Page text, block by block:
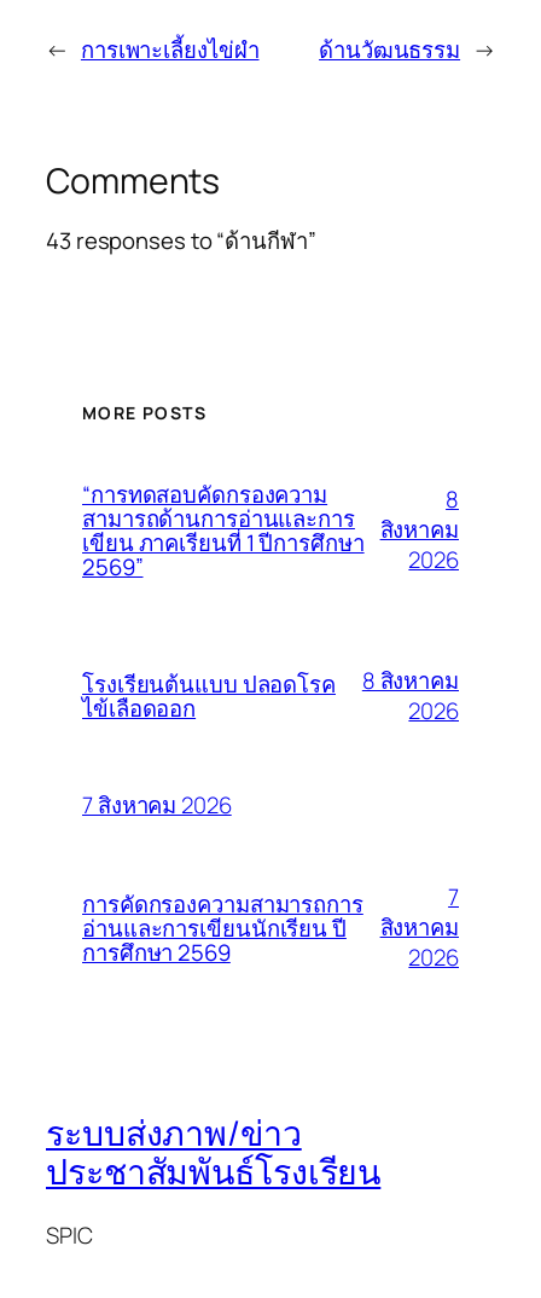
← การเพาะเลี้ยงไข่ผำ ด้านวัฒนธรรม →
Comments
43 responses to “ด้านกีฬา”
MORE POSTS
“การทดสอบคัดกรองความ
สามารถด้านการอ่านและการ
เขียน ภาคเรียนที่ 1 ปีการศึกษา
2569”
8
สิงหาคม
2026
โรงเรียนต้นแบบ ปลอดโรค
ไข้เลือดออก
8 สิงหาคม
2026
7 สิงหาคม 2026
การคัดกรองความสามารถการ
อ่านและการเขียนนักเรียน ปี
การศึกษา 2569
7
สิงหาคม
2026
ระบบส่งภาพ/ข่าว
ประชาสัมพันธ์โรงเรียน
SPIC